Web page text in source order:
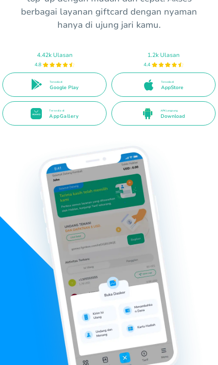
berbagai layanan giftcard dengan nyaman
hanya di ujung jari kamu.
4.42k Ulasan
4.8
Tersedia di
Google Play
1.2k Ulasan
4.4
Tersedia di
AppStore
Tersedia di
AppGallery
APK Langsung
Download